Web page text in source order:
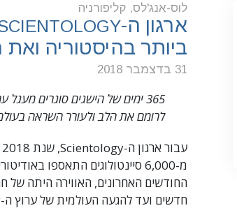
לוס-אנג'לס, קליפורניה
ארגון ה-
ביותר בהיסטוריה ואת השחר של
31 בדצמבר 2018
365 ימים של הישגים סוגרים
לרומם את הלב ולעורר השראה
החודשים האחרונים, האווירה היתה של
חדשים ועד להגעה העולמית של ערוץ ה-Scientology, זו השנה ששינתה את הכול.